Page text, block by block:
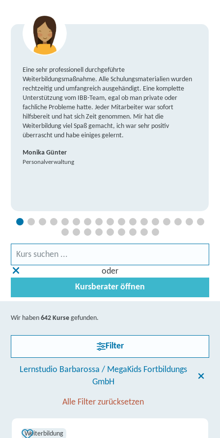
Eine sehr professionell durchgeführte
Weiterbildungsmaßnahme. Alle Schulungsmaterialien wurden
rechtzeitig und umfangreich ausgehändigt. Eine komplette
Unterstützung vom IBB-Team, egal ob man private oder
fachliche Probleme hatte. Jeder Mitarbeiter war sofort
hilfsbereit und hat sich Zeit genommen. Mir hat die
Weiterbildung viel Spaß gemacht, ich war sehr positiv
überrascht und habe einiges gelernt.
Monika Günter
Personalverwaltung
oder
Kursberater öffnen
Wir haben642 Kurse gefunden.
Filter
Lernstudio Barbarossa / MegaKids Fortbildungs
GmbH
Alle Filter zurücksetzen
Weiterbildung